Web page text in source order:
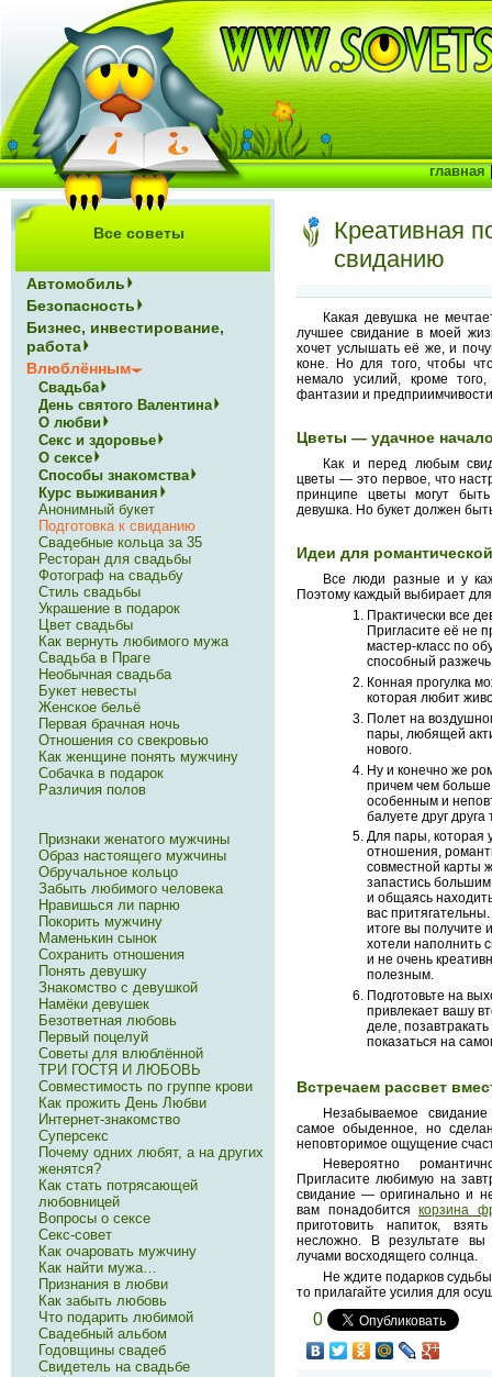
Креативная
свиданию
Какая девушка не
лучшее свидание в моей
хочет услышать её же, и
коне. Но для того, чтобы
немало усилий, кроме
фантазии и
Цветы — удачное
Как и перед любым
цветы — это первое, что
принципе цветы могут
девушка. Но букет должен
Идеи для
Все люди разные и у
Поэтому каждый выбирает
Практически все
Пригласите её не
мастер-класс по
способный
Конная прогулка
которая любит
Полет на
пары, любящей
нового.
Ну и конечно же
причем чем больше
особенным и
балуете друг
Для пары, которая
отношения,
совместной карты
запастись
и общаясь
вас
итоге вы получите
хотели наполнить
и не очень
полезным.
Подготовьте на
привлекает вашу
деле,
показаться на
Встречаем рассвет
Незабываемое
самое обыденное, но
неповторимое ощущение
Невероятно
Пригласите любимую на
свидание — оригинально и
вам понадобится корзина
приготовить напиток,
несложно. В результате вы
лучами восходящего солнца.
Не ждите подарков
то прилагайте усилия для
0
Все советы
Автомобиль
Безопасность
Бизнес, инвестирование,
работа
Влюблённым
Свадьба
День святого Валентина
О любви
Секс и здоровье
О сексе
Способы знакомства
Курс выживания
Анонимный букет
Подготовка к свиданию
Свадебные кольца за 35
Ресторан для свадьбы
Фотограф на свадьбу
Стиль свадьбы
Украшение в подарок
Цвет свадьбы
Как вернуть любимого мужа
Свадьба в Праге
Необычная свадьба
Букет невесты
Женское бельё
Первая брачная ночь
Отношения со свекровью
Как женщине понять мужчину
Собачка в подарок
Различия полов
Признаки женатого мужчины
Образ настоящего мужчины
Обручальное кольцо
Забыть любимого человека
Нравишься ли парню
Покорить мужчину
Маменькин сынок
Сохранить отношения
Понять девушку
Знакомство с девушкой
Намёки девушек
Безответная любовь
Первый поцелуй
Советы для влюблённой
ТРИ ГОСТЯ И ЛЮБОВЬ
Совместимость по группе крови
Как прожить День Любви
Интернет-знакомство
Суперсекс
Почему одних любят, а на других
женятся?
Как стать потрясающей
любовницей
Вопросы о сексе
Секс-совет
Как очаровать мужчину
Как найти мужа…
Признания в любви
Как забыть любовь
Что подарить любимой
Свадебный альбом
Годовщины свадеб
Свидетель на свадьбе
главная